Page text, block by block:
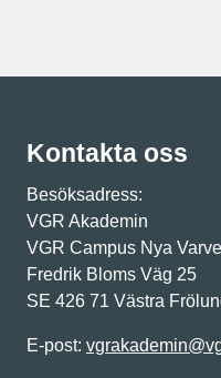
Kontakta oss
Besöksadress:
VGR Akademin
VGR Campus Nya
Fredrik Bloms Väg 25
SE 426 71 Västra
E-post: